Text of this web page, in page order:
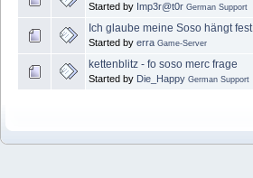
Started by Imp3r@t0r German Support
Ich glaube meine Soso hängt fest
Started by erra Game-Server
kettenblitz - fo soso merc frage
Started by Die_Happy German Support